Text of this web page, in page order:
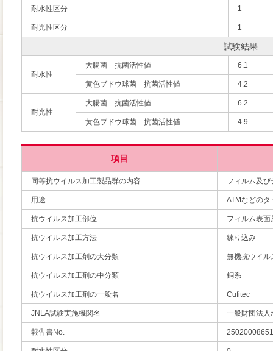
耐水性区分 1
耐光性区分 1
試験結果
耐水性
大腸菌 抗菌活性値 6.1
黄色ブドウ球菌 抗菌活性値 4.2
耐光性
大腸菌 抗菌活性値 6.2
黄色ブドウ球菌 抗菌活性値 4.9
項目
同等抗ウイルス加工製品群の内容 フィルム及び
用途 ATMなどの
抗ウイルス加工部位 フィルム表面
抗ウイルス加工方法 練り込み
抗ウイルス加工剤の大分類 無機抗ウイル
抗ウイルス加工剤の中分類 銅系
抗ウイルス加工剤の一般名 Cufitec
JNLA試験実施機関名 一般財団法人
報告書No.